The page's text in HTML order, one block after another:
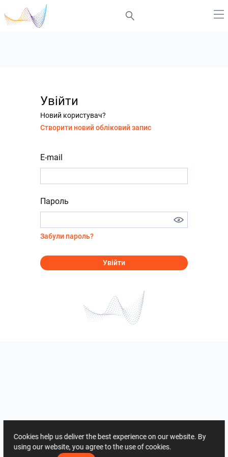
Увійти
Новий користувач?
Створити новий обліковий запис
E-mail
Пароль
Забули пароль?
Увійти
Cookies help us deliver the best experience on our website. By
using our website, you agree to the use of cookies.